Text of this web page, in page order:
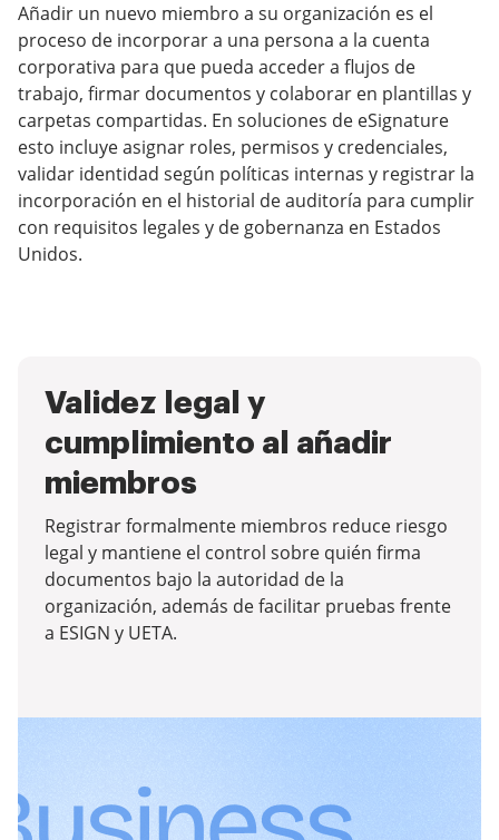
Añadir un nuevo miembro a su organización es el
proceso de incorporar a una persona a la cuenta
corporativa para que pueda acceder a flujos de
trabajo, firmar documentos y colaborar en plantillas y
carpetas compartidas. En soluciones de eSignature
esto incluye asignar roles, permisos y credenciales,
validar identidad según políticas internas y registrar la
incorporación en el historial de auditoría para cumplir
con requisitos legales y de gobernanza en Estados
Unidos.
Validez legal y
cumplimiento al añadir
miembros
Registrar formalmente miembros reduce riesgo
legal y mantiene el control sobre quién firma
documentos bajo la autoridad de la
organización, además de facilitar pruebas frente
a ESIGN y UETA.